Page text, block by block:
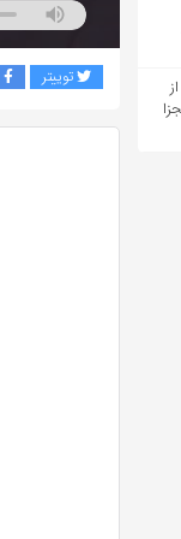
آهنگ انگلیسی Goodbye My BAby از
توییتر